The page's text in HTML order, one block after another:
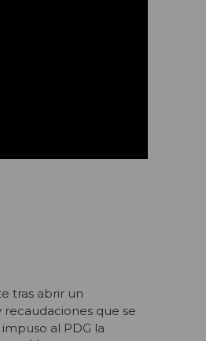
tras abrir un
que se
al PDG la